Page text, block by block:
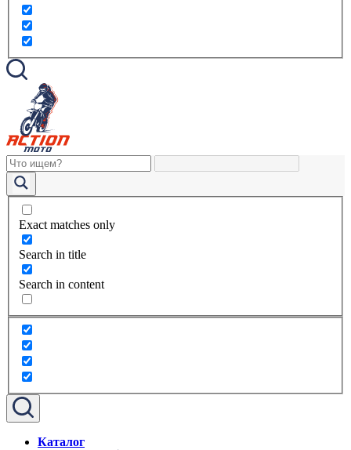
Exact matches only
Search in title
Search in content
Каталог